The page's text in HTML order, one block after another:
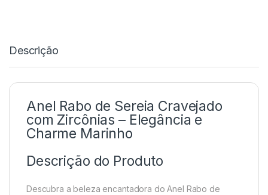
Descrição
Anel Rabo de Sereia Cravejado
com Zircônias – Elegância e
Charme Marinho
Descrição do Produto
Descubra a beleza encantadora do Anel Rabo de